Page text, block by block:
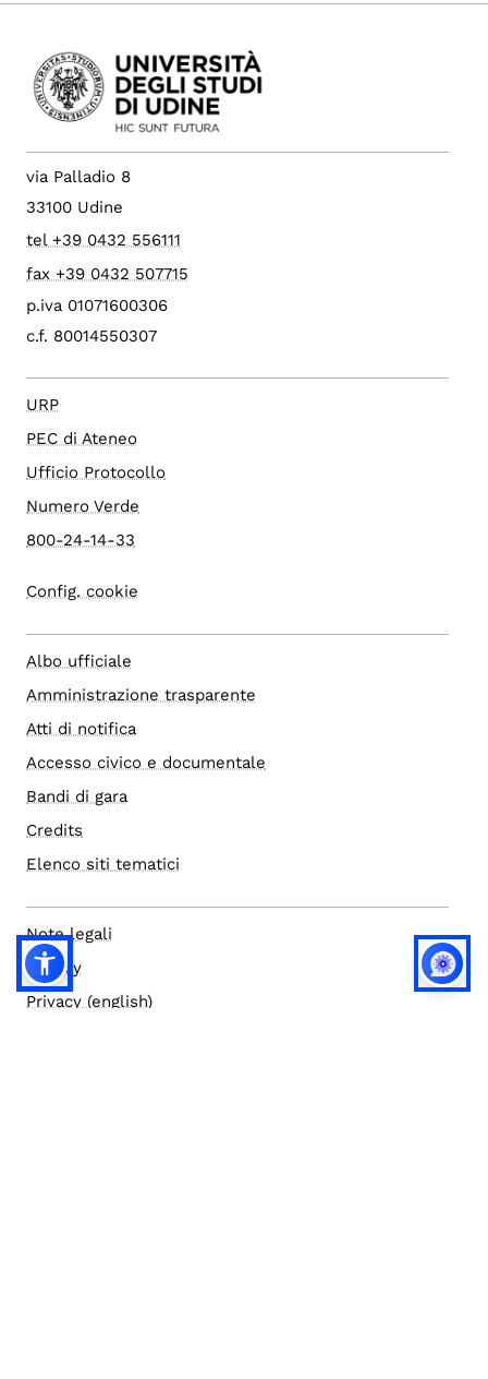
via Palladio 8
33100 Udine
tel +39 0432 556111
fax +39 0432 507715
p.iva 01071600306
c.f. 80014550307
URP
PEC di Ateneo
Ufficio Protocollo
Numero Verde
800-24-14-33
Config. cookie
Albo ufficiale
Amministrazione trasparente
Atti di notifica
Accesso civico e documentale
Bandi di gara
Credits
Elenco siti tematici
Note legali
Privacy
Privacy (english)